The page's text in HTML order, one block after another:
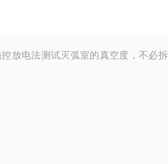
放电法测试灭弧室的真空度，不必